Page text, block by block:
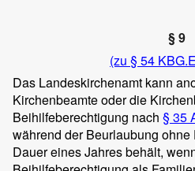
§ 9
(zu § 54
Das Landeskirchenamt kann
Kirchenbeamte oder die
Beihilfeberechtigung nach § 35
während der Beurlaubung
Dauer eines Jahres behält,